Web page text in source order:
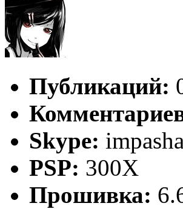
Публикаций:
Skype:
PSP: 300X
Прошивка: